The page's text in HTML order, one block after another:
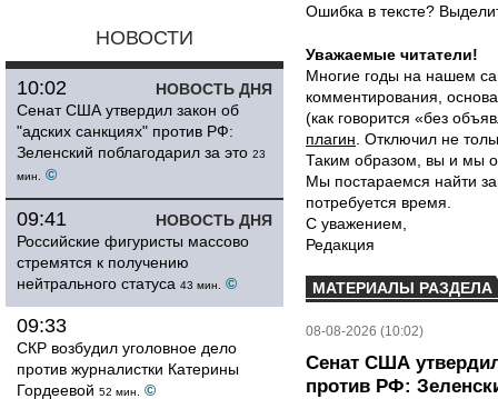
НОВОСТИ
НОВОСТЬ ДНЯ
10:02
Сенат США утвердил закон об
"адских санкциях" против РФ:
Зеленский поблагодарил за это 23
мин.
©
НОВОСТЬ ДНЯ
09:41
Российские фигуристы массово
стремятся к получению
нейтрального статуса 43 мин. ©
09:33
СКР возбудил уголовное дело
против журналистки Катерины
Гордеевой 52 мин. ©
Ошибка в тексте?
Уважаемые читатели!
Многие годы на нашем
комментирования,
(как говорится «без
плагин . Отключил не
Таким образом, вы и мы
Мы постараемся найти
потребуется время.
С уважением,
Редакция
МАТЕРИАЛЫ РАЗДЕЛА
08-08-2026 (10:02)
Сенат США
против РФ: